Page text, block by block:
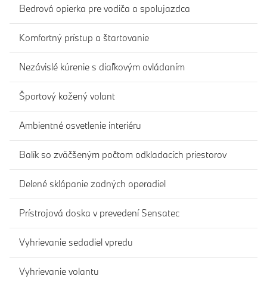
Bedrová opierka pre vodiča a spolujazdca
Komfortný prístup a štartovanie
Nezávislé kúrenie s diaľkovým ovládaním
Športový kožený volant
Ambientné osvetlenie interiéru
Balík so zväčšeným počtom odkladacích priestorov
Delené sklápanie zadných operadiel
Prístrojová doska v prevedení Sensatec
Vyhrievanie sedadiel vpredu
Vyhrievanie volantu